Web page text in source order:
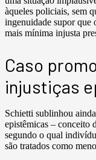
àqueles policiais, sem
ingenuidade supor que
mais mínima injusta
Caso
injustiças
Schietti sublinhou
epistêmicas – conceito
segundo o qual
são tratados como